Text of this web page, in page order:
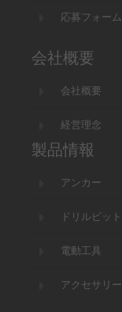
応募フォーム
会社概要
会社概要
経営理念
製品情報
アンカー
ドリルビット
電動工具
アクセサリー